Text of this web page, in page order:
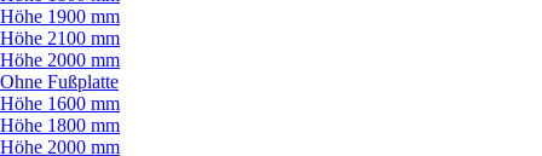
Höhe 1900 mm
Höhe 2100 mm
Höhe 2000 mm
Ohne Fußplatte
Höhe 1600 mm
Höhe 1800 mm
Höhe 2000 mm